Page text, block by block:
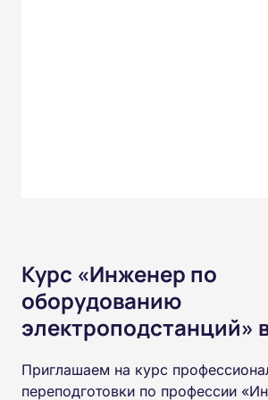
Курс «Инженер по
оборудованию
электроподстанций»
Приглашаем на курс
переподготовки по профессии